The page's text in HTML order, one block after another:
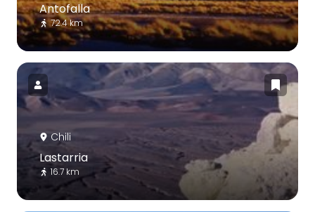
Antofalla
72.4 km
Chili
Lastarria
16.7 km